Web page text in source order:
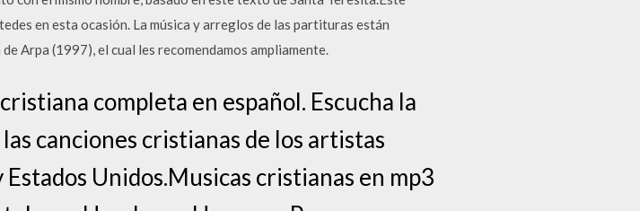
en esta ocasión. La música y arreglos de las partituras están
Arpa (1997), el cual les recomendamos ampliamente.
completa en español. Escucha la
canciones cristianas de los artistas
Unidos.Musicas cristianas en mp3